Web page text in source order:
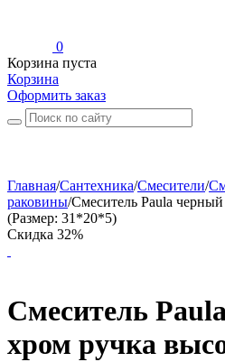
0
Корзина пуста
Корзина
Оформить заказ
Главная/Сантехника/Смесители/
раковины/Смеситель Paula
(Размер: 31*20*5)
Скидка 32%
Смеситель
хром ручка